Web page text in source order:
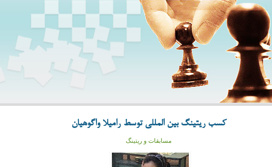
کسب ریتینگ بین المللی توسط رامیلا واگوهیان
مسابقات و ریتینگ